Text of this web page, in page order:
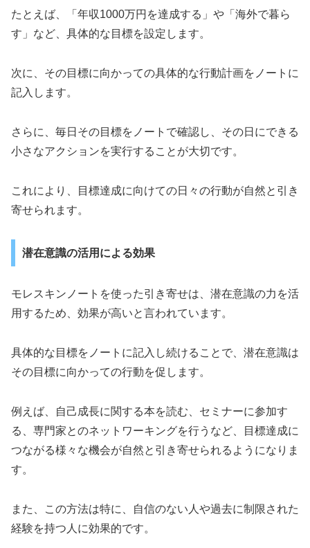
たとえば、「年収1000万円を達成する」や「海外で暮ら
す」など、具体的な目標を設定します。
次に、その目標に向かっての具体的な行動計画をノートに
記入します。
さらに、毎日その目標をノートで確認し、その日にできる
小さなアクションを実行することが大切です。
これにより、目標達成に向けての日々の行動が自然と引き
寄せられます。
潜在意識の活用による効果
モレスキンノートを使った引き寄せは、潜在意識の力を活
用するため、効果が高いと言われています。
具体的な目標をノートに記入し続けることで、潜在意識は
その目標に向かっての行動を促します。
例えば、自己成長に関する本を読む、セミナーに参加す
る、専門家とのネットワーキングを行うなど、目標達成に
つながる様々な機会が自然と引き寄せられるようになりま
す。
また、この方法は特に、自信のない人や過去に制限された
経験を持つ人に効果的です。